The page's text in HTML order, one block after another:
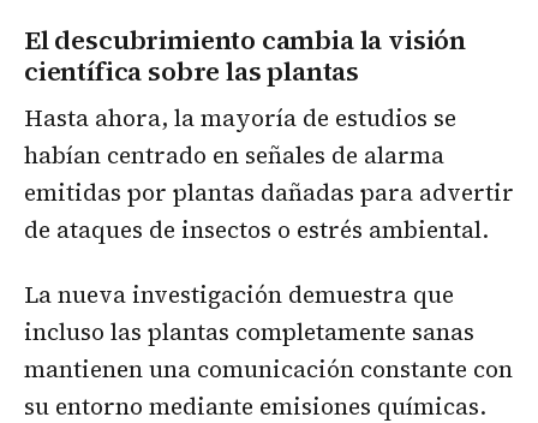
El descubrimiento cambia la visión
científica sobre las plantas
Hasta ahora, la mayoría de estudios se
habían centrado en señales de alarma
emitidas por plantas dañadas para advertir
de ataques de insectos o estrés ambiental.
La nueva investigación demuestra que
incluso las plantas completamente sanas
mantienen una comunicación constante con
su entorno mediante emisiones químicas.